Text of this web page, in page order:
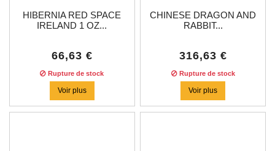
HIBERNIA RED SPACE
IRELAND 1 OZ...
66,63 €
Rupture de stock
Voir plus
CHINESE DRAGON AND
RABBIT...
316,63 €
Rupture de stock
Voir plus